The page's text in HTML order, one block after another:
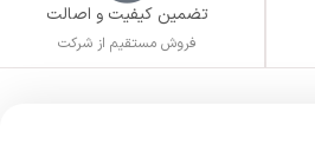
تضمین کیفیت و اصالت
فروش مستقیم از شرکت